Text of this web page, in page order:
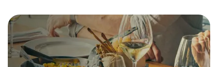
Epen (1)
Geleen (3)
Gronsveld (1)
Gulpen (1)
Heerlen (10)
Herkenbosch (3)
Hoensbroek (3)
Horst (5)